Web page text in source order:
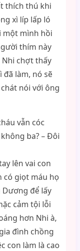
thích thú khi
xì líp lấp ló
một mình hồi
thím này
Nhi chợt thấy
làm, nó sẽ
nói với ông
vẫn cóc
ba? – Đôi
lên vai con
có giọt máu họ
để lấy
cảm tội lỗi
hơn Nhi à,
đình chồng
con làm là cao